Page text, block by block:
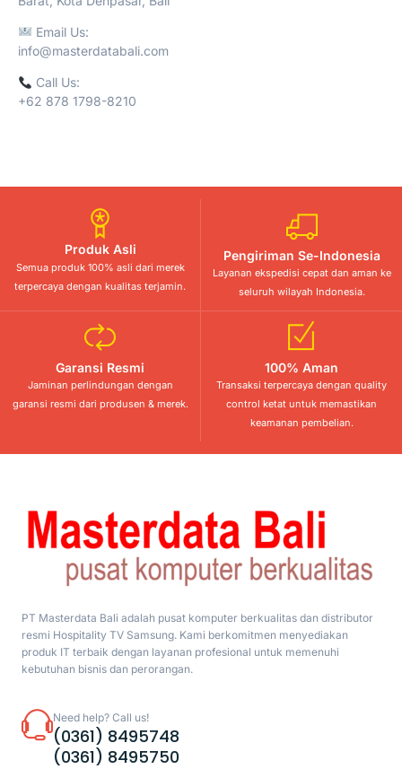
Email Us:
info@masterdatabali.com
Call Us:
+62 878 1798-8210
Produk Asli
Semua produk 100% asli dari merek
terpercaya dengan kualitas terjamin.
Pengiriman Se-Indonesia
Layanan ekspedisi cepat dan aman ke
seluruh wilayah Indonesia.
Garansi Resmi
Jaminan perlindungan dengan
garansi resmi dari produsen & merek.
100% Aman
Transaksi terpercaya dengan quality
control ketat untuk memastikan
keamanan pembelian.
PT Masterdata Bali adalah pusat komputer berkualitas dan distributor
resmi Hospitality TV Samsung. Kami berkomitmen menyediakan
produk IT terbaik dengan layanan profesional untuk memenuhi
kebutuhan bisnis dan perorangan.
Need help? Call us!
(0361) 8495748
(0361) 8495750